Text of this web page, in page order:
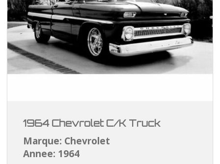
1964 Chevrolet C/K Truck
Marque: Chevrolet
Annee: 1964